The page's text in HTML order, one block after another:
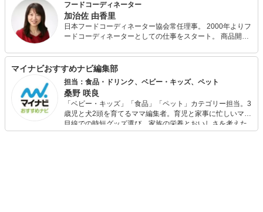
フードコーディネーター
加治佐 由香里
日本フードコーディネーター協会常任理事。 2000年よりフ
ードコーディネーターとしての仕事をスタート。 商品開
運営、講演会講師、料理教室講師など、食に関する業務に
広く携わり、「食の楽しさと大切さ」を伝えています。 新
しいもの、便利なものを取り入れながら、古き良きもの、
伝統的な食文化も重んじるのが私のスタイル。 ここでは、
豊かなフードライフスタイルの実現に役立つ提案を行って
いきたいと思っています。
マイナビおすすめナビ編集部
担当：食品・ドリンク、ベビー・キッズ、ペット
桑野 咲良
「ベビー・キッズ」「食品」「ペット」カテゴリー担当。3
歳児と犬2頭を育てるママ編集者。育児と家事に忙しいママ
目線での時短グッズ選び、家族の栄養とおいしさを考えた
食品選び、束の間のリラックスタイムを楽しむためのスイ